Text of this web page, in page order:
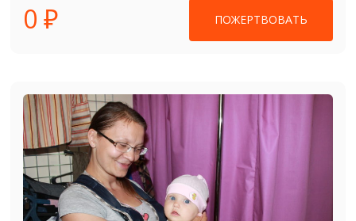
0 ₽ ПОЖЕРТВОВАТЬ